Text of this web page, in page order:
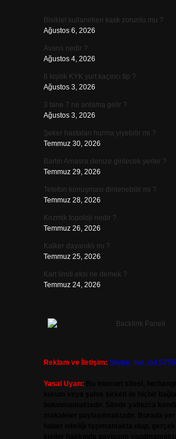
Bisiklet kullanırken kask zorunlu mu ?
Ağustos 6, 2026
Avans nedir ?
Ağustos 4, 2026
6 kişilik KYK yurt kaçıncı tip ?
Ağustos 3, 2026
3 tane 7 ne anlama gelir ?
Ağustos 3, 2026
Şeker hastaları hurma yiyebilir mi ?
Temmuz 30, 2026
Bartın Amasra denize girilecek yerler ?
Temmuz 29, 2026
Telefon konuşması dinlenebilir mi ?
Temmuz 28, 2026
Kozmik topoloji nedir ?
Temmuz 26, 2026
Kalker dayanıklı mı ?
Temmuz 25, 2026
Kart limiti eksi ne demek ?
Temmuz 24, 2026
Reklam ve İletişim: Skype:
Yasal Uyarı: